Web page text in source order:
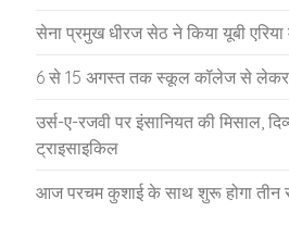
सेना प्रमुख धीरज सेठ ने किया यूबी एरिया
6 से 15 अगस्त तक स्कूल कॉलेज से लेकर
उर्स-ए-रजवी पर इंसानियत की मिसाल,
ट्राइसाइकिल
आज परचम कुशाई के साथ शुरू होगा तीन